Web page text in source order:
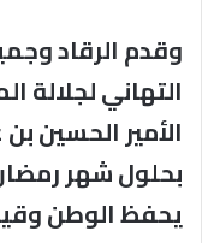
وقدم الرقاد
التهاني لجلالة
الأمير الحسين
بحلول شهر رمضان
يحفظ الوطن